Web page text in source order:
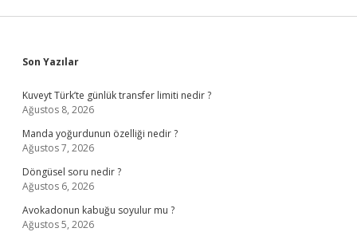
Sidebar
Son Yazılar
Kuveyt Türk’te günlük transfer limiti nedir ?
Ağustos 8, 2026
Manda yoğurdunun özelliği nedir ?
Ağustos 7, 2026
Döngüsel soru nedir ?
Ağustos 6, 2026
Avokadonun kabuğu soyulur mu ?
Ağustos 5, 2026